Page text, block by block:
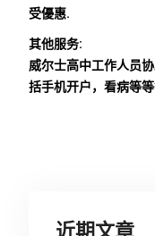
受優惠.
其他服务:
威尔士高中工作人员
括手机开户，看病等
近期文章